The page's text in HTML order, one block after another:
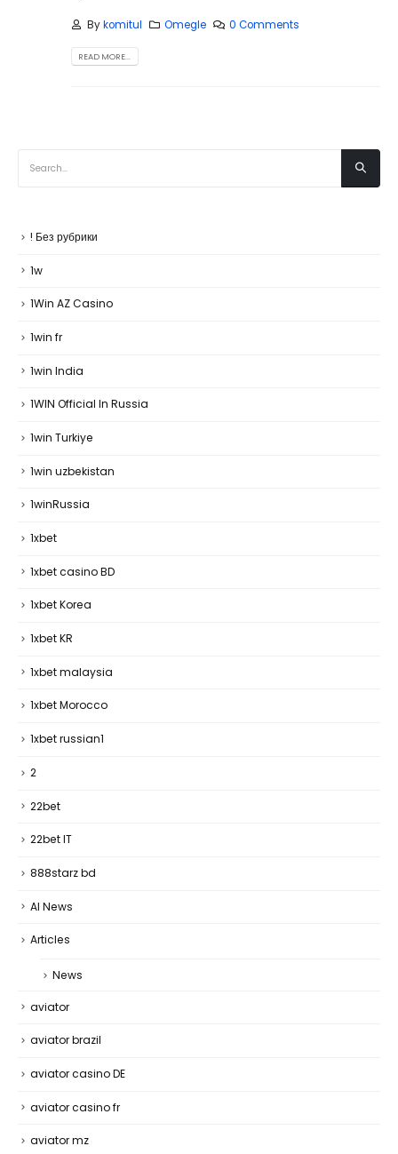
Bykomitul Omegle 0 Comments
READ MORE...
! Без рубрики
1w
1Win AZ Casino
1win fr
1win India
1WIN Official In Russia
1win Turkiye
1win uzbekistan
1winRussia
1xbet
1xbet casino BD
1xbet Korea
1xbet KR
1xbet malaysia
1xbet Morocco
1xbet russian1
2
22bet
22bet IT
888starz bd
AI News
Articles
News
aviator
aviator brazil
aviator casino DE
aviator casino fr
aviator mz